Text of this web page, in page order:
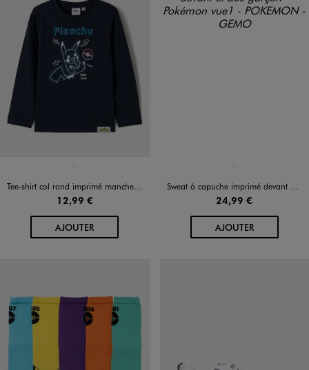
Tee-shirt col rond imprimé manches longues garçon - Pokémon
12,99 €
AJOUTERAU PANIER
Sweat à capuche imprimé devant et dos garçon - Pokémon
24,99 €
AJOUTERAU PANIER